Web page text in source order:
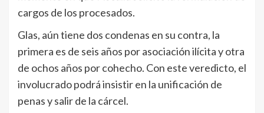
cargos de los procesados.
Glas, aún tiene dos condenas en su contra, la
primera es de seis años por asociación ilícita y otra
de ochos años por cohecho. Con este veredicto, el
involucrado podrá insistir en la unificación de
penas y salir de la cárcel.